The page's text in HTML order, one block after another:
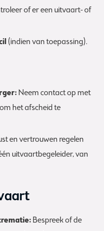
of er een uitvaart- of
(indien van toepassing).
Neem contact op met
het afscheid te
en vertrouwen regelen
uitvaartbegeleider, van
Bespreek of de